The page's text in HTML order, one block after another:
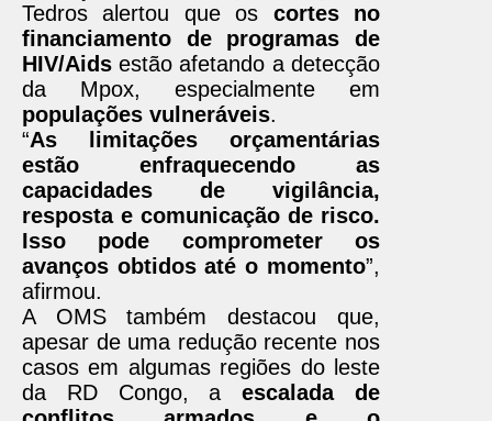
Tedros alertou que os cortes no
financiamento de programas de
HIV/Aids estão afetando a detecção
da Mpox, especialmente em
populações vulneráveis.
“As limitações orçamentárias
estão enfraquecendo as
capacidades de vigilância,
resposta e comunicação de risco.
Isso pode comprometer os
avanços obtidos até o momento”,
afirmou.
A OMS também destacou que,
apesar de uma redução recente nos
casos em algumas regiões do leste
da RD Congo, aescalada de